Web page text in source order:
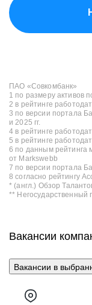
ПАО «Совкомбанк»
1 по размеру активов
2 в рейтинге
3 по версии портала
и 2025 гг.
4 в рейтинге
5 в рейтинге
6 по данным рейтинга
от Markswebb
7 по версии портала
8 согласно рейтингу
* (англ.) Обзор
**
Вакансии
Вакансии в